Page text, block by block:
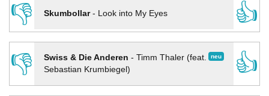
👎
Skumbollar- Look into My Eyes
👍
👎
neu
Swiss & Die Anderen - Timm Thaler (feat.
Sebastian Krumbiegel)
👍